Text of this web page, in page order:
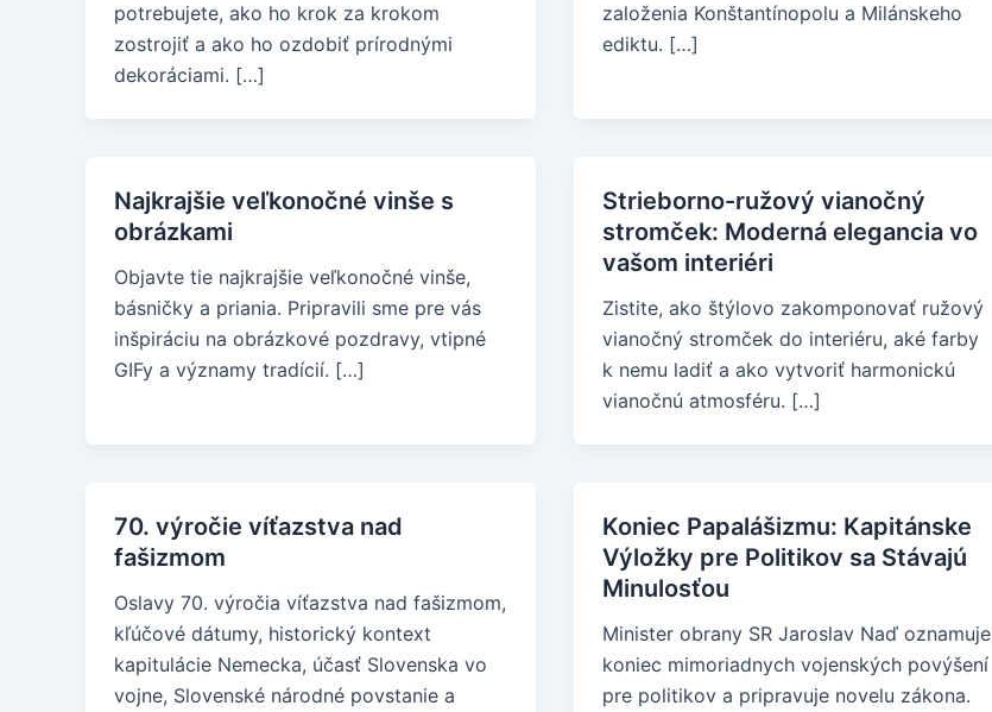
potrebujete, ako ho krok za krokom
zostrojiť a ako ho ozdobiť prírodnými
dekoráciami. […]
založenia Konštantínopolu a Milánskeho
ediktu. […]
Najkrajšie veľkonočné vinše s
obrázkami
Objavte tie najkrajšie veľkonočné vinše,
básničky a priania. Pripravili sme pre vás
inšpiráciu na obrázkové pozdravy, vtipné
GIFy a významy tradícií. […]
Strieborno-ružový vianočný
stromček: Moderná elegancia vo
vašom interiéri
Zistite, ako štýlovo zakomponovať ružový
vianočný stromček do interiéru, aké farby
k nemu ladiť a ako vytvoriť harmonickú
vianočnú atmosféru. […]
70. výročie víťazstva nad
fašizmom
Oslavy 70. výročia víťazstva nad fašizmom,
kľúčové dátumy, historický kontext
kapitulácie Nemecka, účasť Slovenska vo
vojne, Slovenské národné povstanie a
Koniec Papalášizmu: Kapitánske
Výložky pre Politikov sa Stávajú
Minulosťou
Minister obrany SR Jaroslav Naď oznamuje
koniec mimoriadnych vojenských povýšení
pre politikov a pripravuje novelu zákona.